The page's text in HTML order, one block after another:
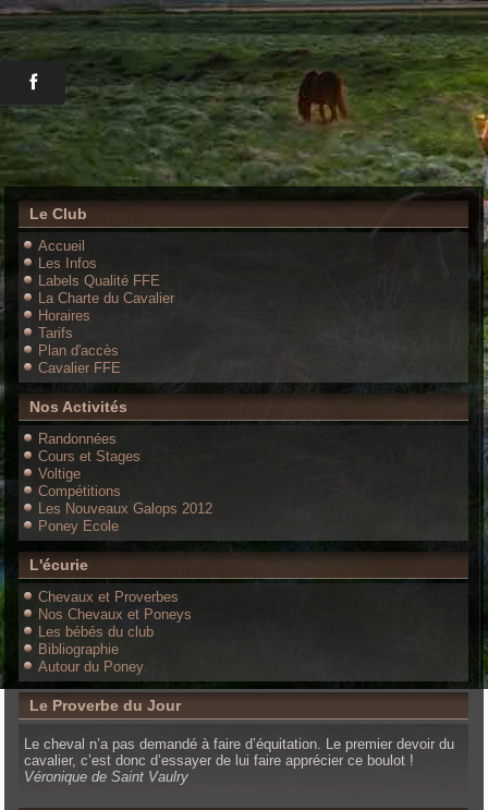
Le Club
Accueil
Les Infos
Labels Qualité FFE
La Charte du Cavalier
Horaires
Tarifs
Plan d'accès
Cavalier FFE
Nos Activités
Randonnées
Cours et Stages
Voltige
Compétitions
Les Nouveaux Galops 2012
Poney Ecole
L'écurie
Chevaux et Proverbes
Nos Chevaux et Poneys
Les bébés du club
Bibliographie
Autour du Poney
Le Proverbe du Jour
Le cheval n’a pas demandé à faire d’équitation. Le premier devoir du
cavalier, c’est donc d’essayer de lui faire apprécier ce boulot !
Véronique de Saint Vaulry